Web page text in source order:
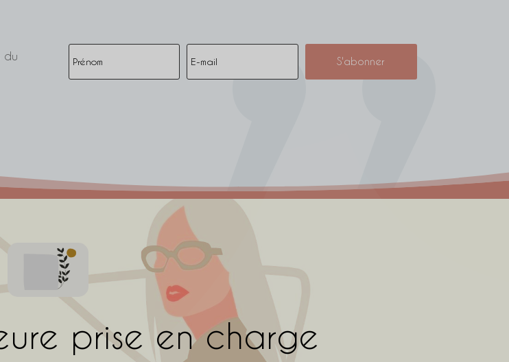
du
S'abonner
prise en charge